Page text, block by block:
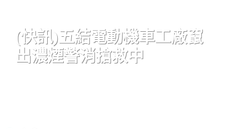
(快訊)五結電動機車工廠竄
出濃煙警消搶救中